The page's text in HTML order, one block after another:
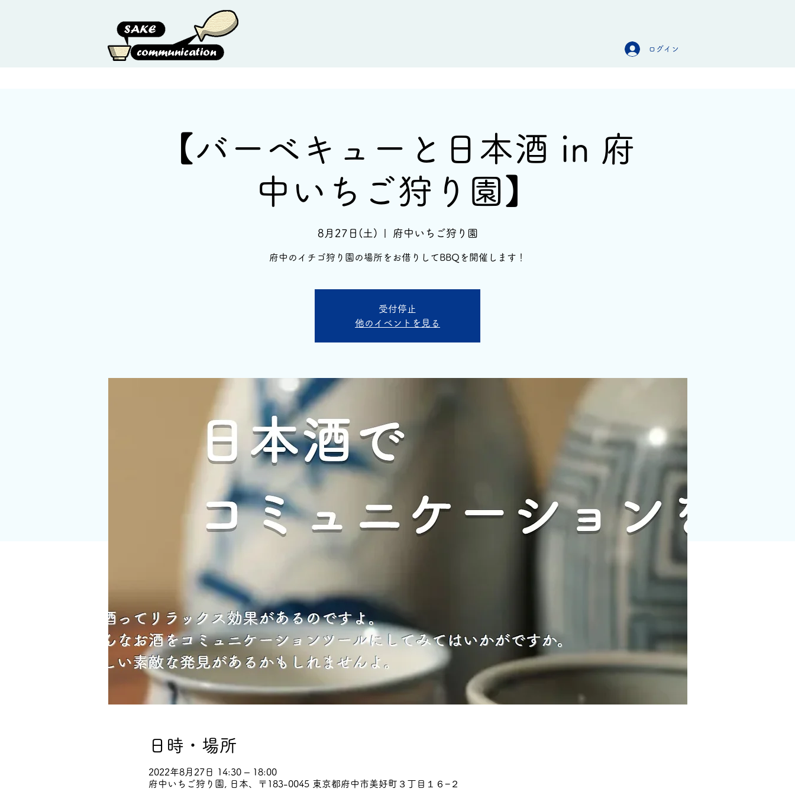
ログイン
【バーベキューと日本酒 in 府
中いちご狩り園】
8月27日(土) 府中いちご狩り園
府中のイチゴ狩り園の場所をお借りしてBBQを開催します！
受付停止
他のイベントを見る
日時・場所
2022年8月27日 14:30 – 18:00
府中いちご狩り園, 日本、〒183-0045 東京都府中市美好町３丁目１６−２